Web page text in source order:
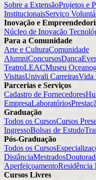
Sobre a ExtensãoProjetos e
InstitucionaisServiço
Inovação e
Núcleo de Inovação
Para a Comunidade
Arte e CulturaComunidade
AlumniConcursosDança
TeatroLEACMuseu
VisitasUnivali CarreirasVida
Parcerias e Serviços
Cadastro de Fornecedores
EmpresaLaboratórios
Graduação
Todos os CursosCursos
IngressoBolsas de Estudo
Pós-Graduação
Todos os Cursos
DistânciaMestrados
AperfeiçoamentoResidência
Cursos Livres